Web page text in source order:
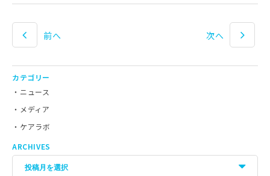
前へ 次へ
カテゴリー
ニュース
メディア
ケアラボ
ARCHIVES